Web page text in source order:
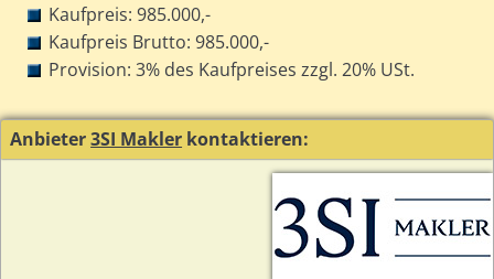
Kaufpreis: 985.000,-
Kaufpreis Brutto: 985.000,-
Provision: 3% des Kaufpreises zzgl. 20% USt.
Anbieter3SI Makler kontaktieren: